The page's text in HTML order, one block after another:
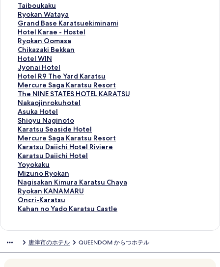
Taiboukaku
T
a
i
b
o
u
k
a
k
u
の
ペ
ー
ジ
を
開
く
リ
ン
ク
Ryokan Wataya
R
y
o
k
a
n
W
a
t
a
y
a
の
ペ
ー
ジ
を
開
く
リ
ン
ク
Grand Base Karatsuekiminami
G
r
a
n
d
B
a
s
e
K
a
r
a
t
s
u
e
k
i
m
i
n
の
ペ
Hotel Karae - Hostel
H
o
t
e
l
K
a
r
a
e
-
H
o
s
t
e
l
の
ペ
ー
ジ
リ
ン
Ryokan Oomasa
R
y
o
k
a
n
O
o
m
a
s
a
の
ペ
ー
ジ
を
開
く
リ
Chikazaki Bekkan
C
h
i
k
a
z
a
k
i
B
e
k
k
a
n
の
ペ
ー
ジ
リ
ン
Hotel WIN
H
o
t
e
l
W
I
N
の
ペ
ー
ジ
を
開
く
リ
ン
ク
Jyonai Hotel
J
y
o
n
a
i
H
o
t
e
l
の
ペ
ー
ジ
を
開
ク
Hotel R9 The Yard Karatsu
H
o
t
e
l
R
9
T
h
e
Y
a
r
d
K
a
u
Mercure Saga Karatsu Resort
M
e
r
c
u
r
e
S
a
g
a
K
a
r
a
e
The NINE STATES HOTEL KARATSU
T
h
e
N
I
N
E
S
T
A
T
E
S
H
K
Nakaojinrokuhotel
N
a
k
a
o
j
i
n
r
o
k
u
h
の
Asuka Hotel
A
s
u
k
a
H
o
t
e
l
の
ペ
開
く
Shioyu Naginoto
S
h
i
o
y
u
N
a
g
i
n
の
ペ
Karatsu Seaside Hotel
K
a
r
a
t
s
u
S
e
a
H
Mercure Saga Karatsu Resort
M
e
r
c
u
r
e
S
a
r
Karatsu Daiichi Hotel Riviere
K
a
r
a
t
s
u
D
h
Karatsu Daiichi Hotel
K
a
r
a
t
s
u
c
Yoyokaku
Y
o
y
o
k
a
ペ
ー
Mizuno Ryokan
M
i
z
u
n
k
Nagisakan Kimura Karatsu Chaya
N
a
g
i
n
Ryokan KANAMARU
R
y
o
A
Oncri-Karatsu
O
n
K
Kahan no Yado Karatsu Castle
K
n
唐津市のホテル QUEENDOM からつホテル